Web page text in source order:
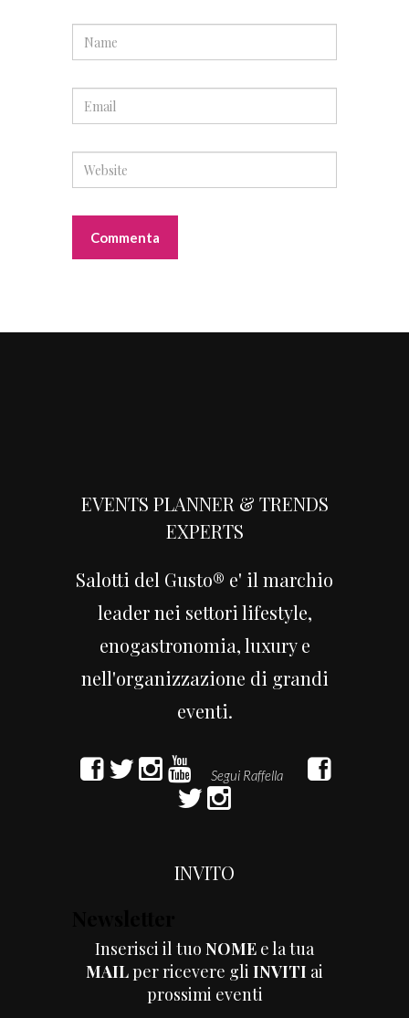
STEFANO RICCI
ILLY
ELEM
EVENTS PLANNER & TRENDS
EXPERTS
Salotti del Gusto® e' il marchio
leader nei settori lifestyle,
enogastronomia, luxury e
nell'organizzazione di grandi
eventi.
INVITO
Inserisci il tuo NOME e la tua
MAILper ricevere gli INVITI ai
prossimi eventi